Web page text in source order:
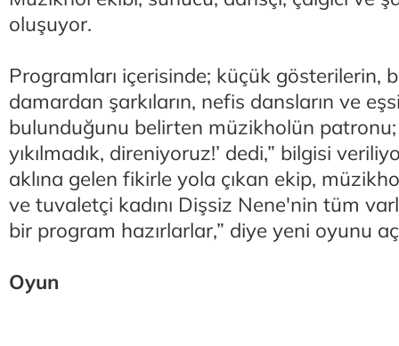
oluşuyor.
Programları içerisinde; küçük gösterilerin,
damardan şarkıların, nefis dansların ve
bulunduğunu belirten müzikholün patronu;
yıkılmadık, direniyoruz!’ dedi,” bilgisi
aklına gelen fikirle yola çıkan ekip,
ve tuvaletçi kadını Dişsiz Nene'nin tüm
bir program hazırlarlar,” diye yeni oyunu
Oyun